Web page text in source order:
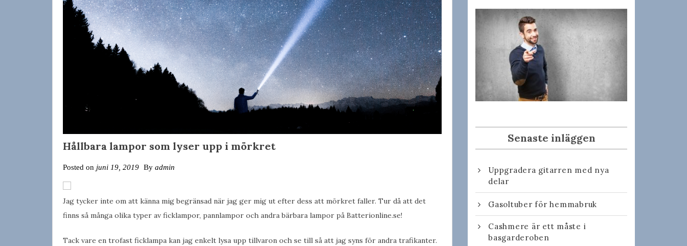
Hållbara lampor som lyser upp i mörkret
Posted on juni 19, 2019 By admin
Jag tycker inte om att känna mig begränsad när jag ger mig ut efter dess att mörkret faller. Tur då att det
finns så många olika typer av ficklampor, pannlampor och andra bärbara lampor på Batterionline.se!
Tack vare en trofast ficklampa kan jag enkelt lysa upp tillvaron och se till så att jag syns för andra trafikanter.
Senaste inläggen
Uppgradera gitarren med nya
delar
Gasoltuber för hemmabruk
Cashmere är ett måste i
basgarderoben